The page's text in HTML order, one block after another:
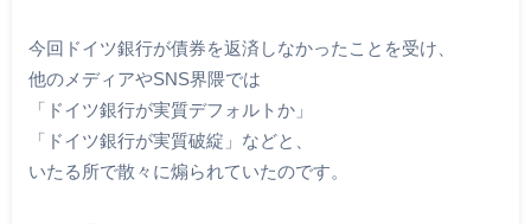
今回ドイツ銀行が債券を返済しなかったことを受け、
他のメディアやSNS界隈では
「ドイツ銀行が実質デフォルトか」
「ドイツ銀行が実質破綻」などと、
いたる所で散々に煽られていたのです。